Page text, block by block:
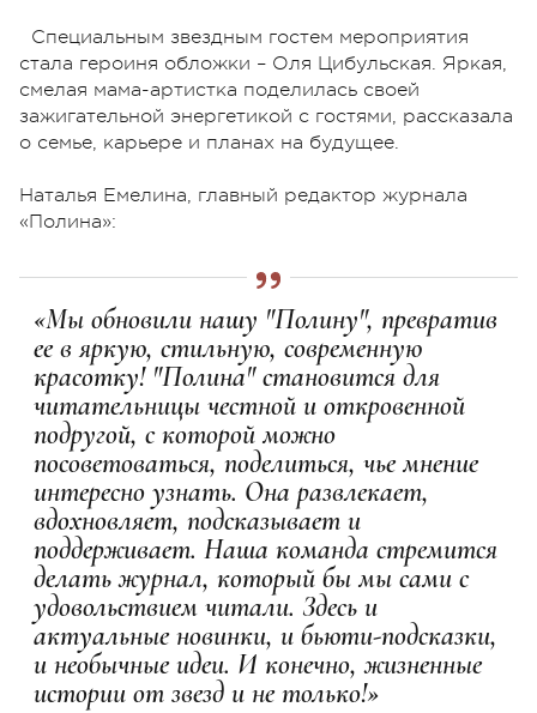
Специальным звездным гостем мероприятия
стала героиня обложки – Оля Цибульская. Яркая,
смелая мама-артистка поделилась своей
зажигательной энергетикой с гостями, рассказала
о семье, карьере и планах на будущее.
Наталья Емелина, главный редактор журнала
«Полина»:
«Мы обновили нашу "Полину", превратив
ее в яркую, стильную, современную
красотку! "Полина" становится для
читательницы честной и откровенной
подругой, с которой можно
посоветоваться, поделиться, чье мнение
интересно узнать. Она развлекает,
вдохновляет, подсказывает и
поддерживает. Наша команда стремится
делать журнал, который бы мы сами с
удовольствием читали. Здесь и
актуальные новинки, и бьюти-подсказки,
и необычные идеи. И конечно, жизненные
истории от звезд и не только!»